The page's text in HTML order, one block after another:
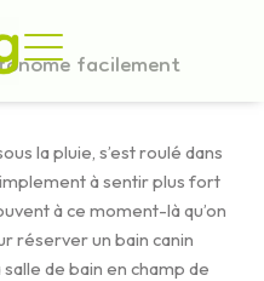
facilement
la pluie, s’est roulé dans
à sentir plus fort
à ce moment-là qu’on
réserver un bain canin
de bain en champ de